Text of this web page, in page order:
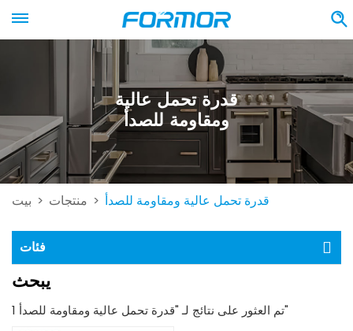
قدرة تحمل عالية
ومقاومة للصدأ
بيت > منتجات > قدرة تحمل عالية ومقاومة للصدأ
فئات
يبحث
1 تم العثور على نتائج لـ "قدرة تحمل عالية ومقاومة للصدأ"